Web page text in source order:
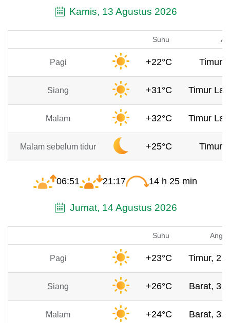
Kamis, 13 Agustus 2026
Suhu
Pagi +22°C Timur,
Siang +31°C Timur
Malam +32°C Timur
Malam sebelum tidur +25°C Timur,
06:51 21:17 14 h 25 min
Jumat, 14 Agustus 2026
Suhu Angin
Pagi +23°C Timur,
Siang +26°C Barat,
Malam +24°C Barat,